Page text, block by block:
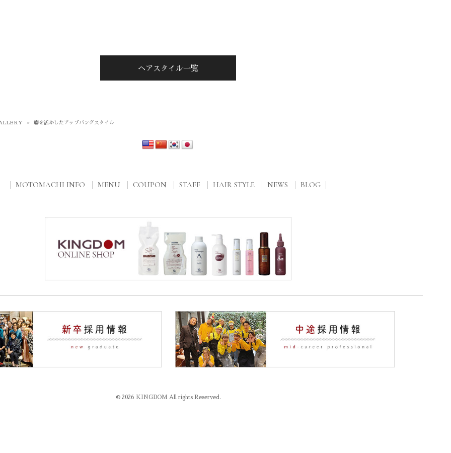
ヘアスタイル一覧
» 癖を活かしたアップバングスタイル
MOTOMACHI INFO MENU COUPON STAFF HAIR STYLE NEWS BLOG
© 2026 KINGDOM All rights Reserved.